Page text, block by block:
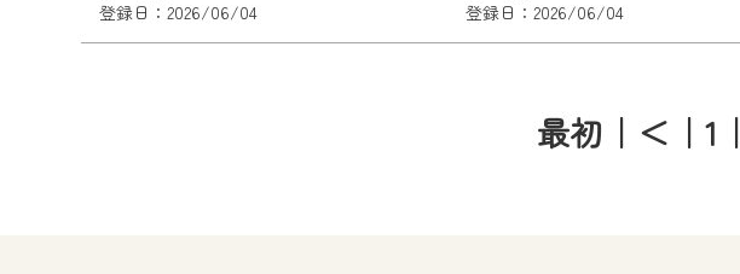
登録日：2026/06/04
登録日：2026/06/04
最初 ｜＜ ｜1 ｜